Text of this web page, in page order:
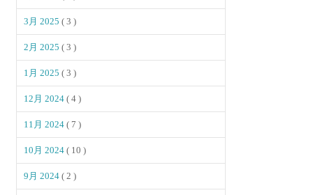
3月 2025( 3 )
2月 2025( 3 )
1月 2025( 3 )
12月 2024( 4 )
11月 2024( 7 )
10月 2024( 10 )
9月 2024( 2 )